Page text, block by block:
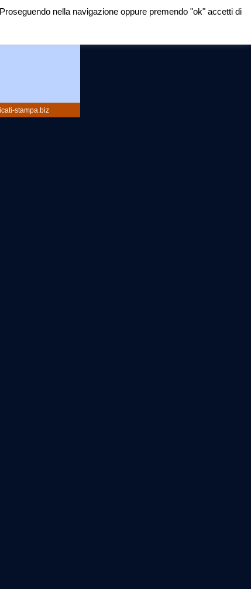
stampa.biz
nella navigazione oppure premendo "ok" accetti di